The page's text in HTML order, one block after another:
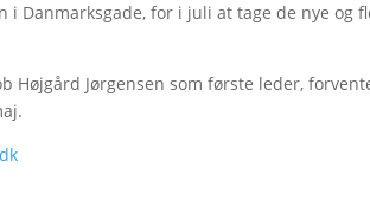
i Danmarksgade, for i juli at tage de nye og
Højgård Jørgensen som første leder,